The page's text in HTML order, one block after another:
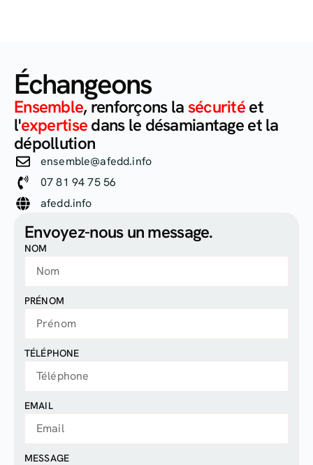
Échangeons
Ensemble, renforçons lasécuritéet
l'expertisedans le désamiantage et la
dépollution
ensemble@afedd.info
07 81 94 75 56‬
afedd.info
Envoyez-nous un message.
NOM
PRÉNOM
TÉLÉPHONE
EMAIL
MESSAGE